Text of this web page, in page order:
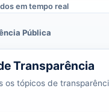
em tempo real
Pública
do banco de
Transparência
os tópicos de